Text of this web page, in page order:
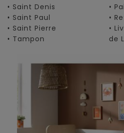
• Saint Denis
• Saint Paul
• Saint Pierre
• Tampon
•
•
•
de